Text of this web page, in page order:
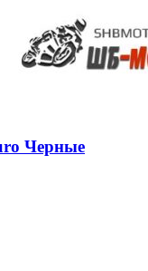
Черные